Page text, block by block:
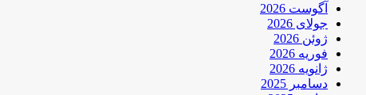
آگوست 2026
جولای 2026
ژوئن 2026
فوریه 2026
ژانویه 2026
دسامبر 2025